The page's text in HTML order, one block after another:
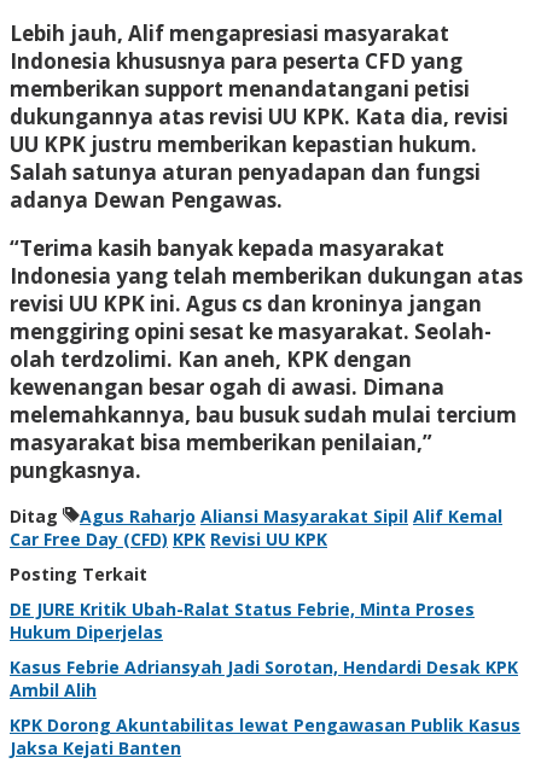
Lebih jauh, Alif mengapresiasi masyarakat
Indonesia khususnya para peserta CFD yang
memberikan support menandatangani petisi
dukungannya atas revisi UU KPK. Kata dia, revisi
UU KPK justru memberikan kepastian hukum.
Salah satunya aturan penyadapan dan fungsi
adanya Dewan Pengawas.
“Terima kasih banyak kepada masyarakat
Indonesia yang telah memberikan dukungan atas
revisi UU KPK ini. Agus cs dan kroninya jangan
menggiring opini sesat ke masyarakat. Seolah-
olah terdzolimi. Kan aneh, KPK dengan
kewenangan besar ogah di awasi. Dimana
melemahkannya, bau busuk sudah mulai tercium
masyarakat bisa memberikan penilaian,”
pungkasnya.
Ditag Agus Raharjo Aliansi Masyarakat Sipil Alif Kemal
Car Free Day (CFD) KPK Revisi UU KPK
Posting Terkait
DE JURE Kritik Ubah-Ralat Status Febrie, Minta Proses
Hukum Diperjelas
Kasus Febrie Adriansyah Jadi Sorotan, Hendardi Desak KPK
Ambil Alih
KPK Dorong Akuntabilitas lewat Pengawasan Publik Kasus
Jaksa Kejati Banten